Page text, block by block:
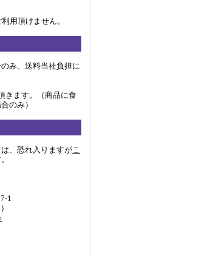
用頂けません。
み、送料当社負担に
きます。（商品に食
のみ）
、恐れ入りますがこ
1